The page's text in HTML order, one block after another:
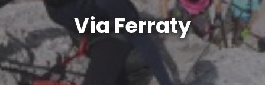
Via Ferraty